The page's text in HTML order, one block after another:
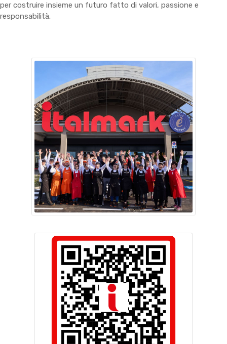
per costruire insieme un futuro fatto di valori, passione e
responsabilità.